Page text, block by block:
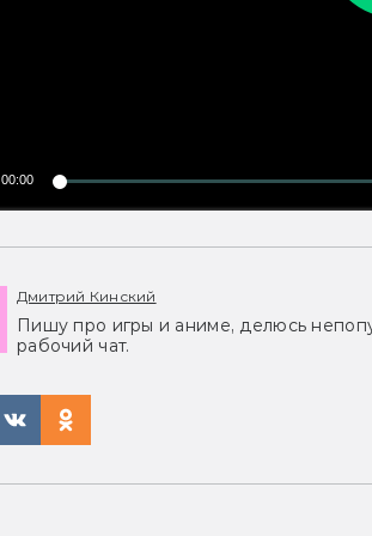
00:00
Дмитрий Кинский
Пишу про игры и аниме, делюсь
рабочий чат.